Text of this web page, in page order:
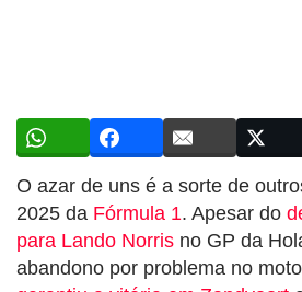
O azar de uns é a sorte de
2025 da Fórmula 1. Apesar do
para Lando Norris no GP da
abandono por problema no